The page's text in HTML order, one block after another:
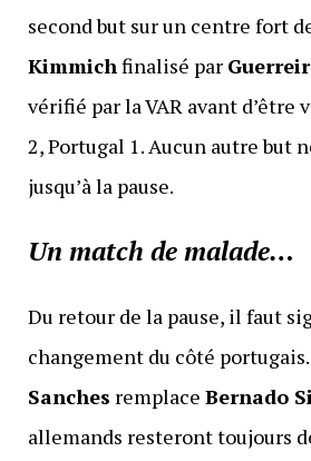
second but sur un centre fort
Kimmichfinalisé par
vérifié par la VAR avant d’être
2, Portugal 1. Aucun autre but
jusqu’à la pause.
Un match de malade…
Du retour de la pause, il faut
changement du côté
Sanches remplace Bernado
allemands resteront toujours